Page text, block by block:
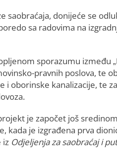
saobraćaja, donijeće se
sa radovima na
sporazumu između
pravnih poslova, te
i oborinske kanalizacije, te
je započet još
kada je izgrađena prva
iz Odjeljenja za saobraćaj i